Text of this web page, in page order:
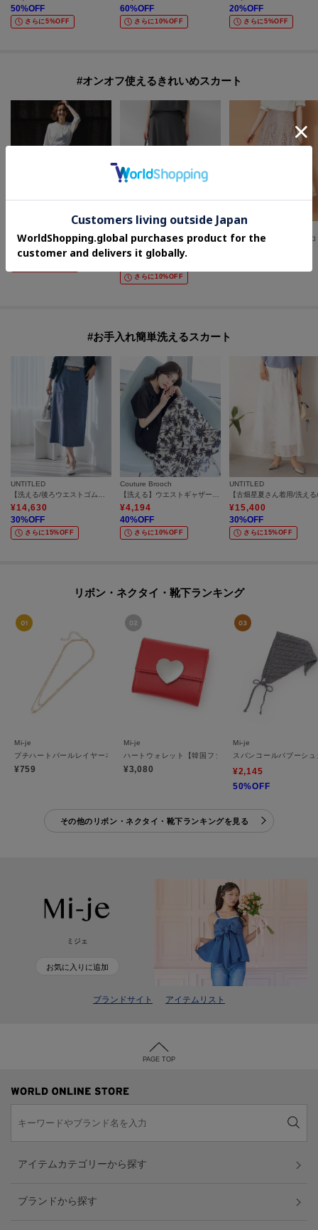
50%OFF
さらに5%OFF
60%OFF
さらに10%OFF
20%OFF
さらに5%OFF
#オンオフ使えるきれいめスカート
シアーイージーフレアスカート【洗濯機OK】
5,479
【セットアップ可/接触冷感/遮熱】リラクシーフレアスカート
¥14,960
さらに10%OFF
#お手入れ簡単洗えるスカート
UNTITLED
¥14,630
30%OFF
さらに15%OFF
Couture Brooch
¥4,194
40%OFF
さらに10%OFF
UNTITLED
¥15,400
30%OFF
さらに15%OFF
リボン・ネクタイ・靴下ランキング
Mi-je
プチハートパールレイヤーネックレス
¥759
Mi-je
ハートウォレット【韓国ファッション】
¥3,080
Mi-je
スパンコールバブーシ
¥2,145
50%OFF
その他のリボン・ネクタイ・靴下ランキングを見る
ミジェ
お気に入りに追加
ブランドサイト アイテムリスト
PAGE TOP
アイテムカテゴリーから探す
ブランドから探す